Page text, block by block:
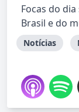
Focas do
Brasil e do
Notícias